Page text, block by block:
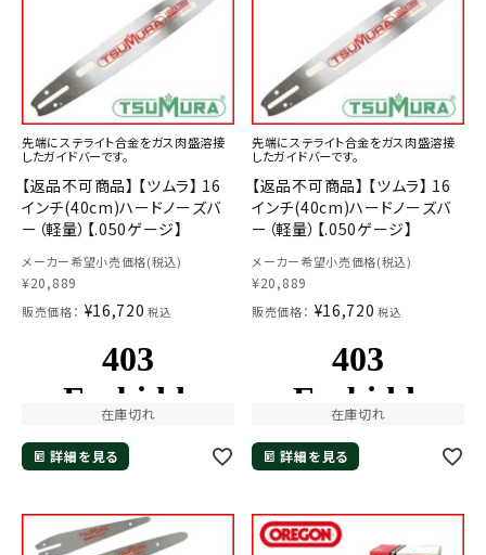
先端にステライト合金をガス肉盛溶接
したガイドバーです。
【返品不可商品】 【ツムラ】 16
インチ(40cm)ハードノーズバ
ー（軽量）【.050ゲージ】
メーカー希望小売価格(税込)
¥20,889
販売価格： ¥16,720 税込
在庫切れ
詳細を見る
先端にステライト合金をガス肉盛溶接
したガイドバーです。
【返品不可商品】 【ツムラ】 16
インチ(40cm)ハードノーズバ
ー（軽量）【.050ゲージ】
メーカー希望小売価格(税込)
¥20,889
販売価格： ¥16,720 税込
在庫切れ
詳細を見る